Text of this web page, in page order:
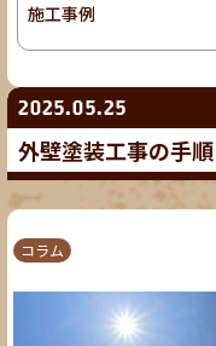
2025.05.25
外壁塗装工事の手
コラム
施工事例